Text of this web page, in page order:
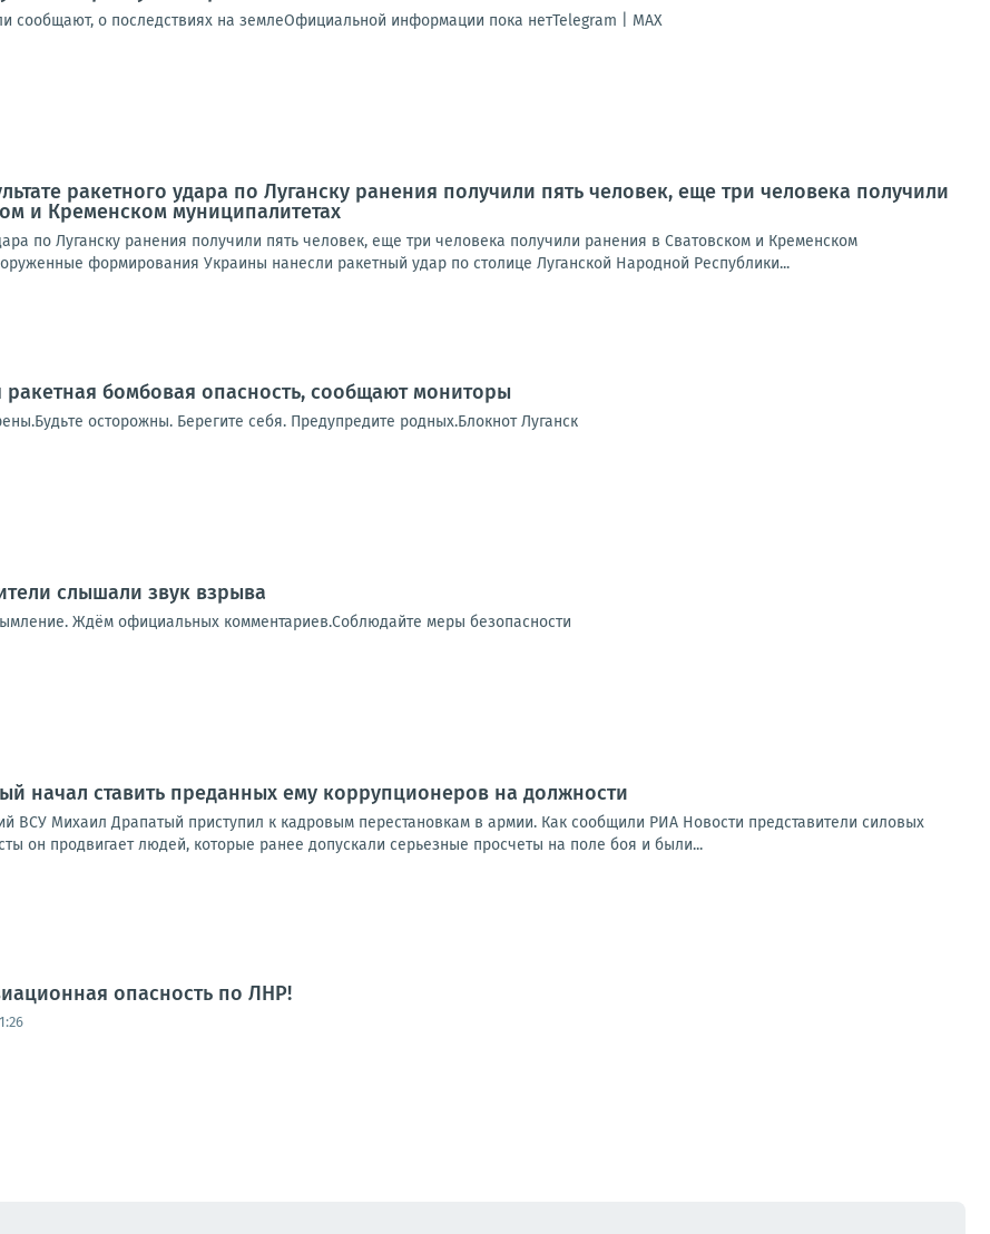
сообщают, о последствиях на землеОфициальной информации пока нетTelegram | MAX
ракетного удара по Луганску ранения получили пять человек, еще три человека получили
и Кременском муниципалитетах
по Луганску ранения получили пять человек, еще три человека получили ранения в Сватовском и Кременском
формирования Украины нанесли ракетный удар по столице Луганской Народной Республики...
бомбовая опасность, сообщают мониторы
осторожны. Берегите себя. Предупредите родных.Блокнот Луганск
слышали звук взрыва
Ждём официальных комментариев.Соблюдайте меры безопасности
начал ставить преданных ему коррупционеров на должности
ВСУ Михаил Драпатый приступил к кадровым перестановкам в армии. Как сообщили РИА Новости представители силовых
он продвигает людей, которые ранее допускали серьезные просчеты на поле боя и были...
опасность по ЛНР!